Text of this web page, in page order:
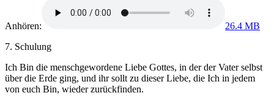
Anhören:
26.4 MB
7. Schulung
Ich Bin die menschgewordene Liebe Gottes, in der der Vater selbst
über die Erde ging, und ihr sollt zu dieser Liebe, die Ich in jedem
von euch Bin, wieder zurückfinden.